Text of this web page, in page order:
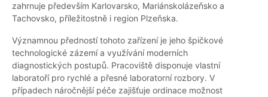
zahrnuje především Karlovarsko, Mariánskolázeňsko a
Tachovsko, příležitostně i region Plzeňska.
Významnou předností tohoto zařízení je jeho špičkové
technologické zázemí a využívání moderních
diagnostických postupů. Pracoviště disponuje vlastní
laboratoří pro rychlé a přesné laboratorní rozbory. V
případech náročnější péče zajišťuje ordinace možnost